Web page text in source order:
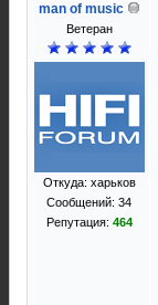
man of music
Ветеран
Откуда: харьков
Сообщений: 34
Репутация: 464